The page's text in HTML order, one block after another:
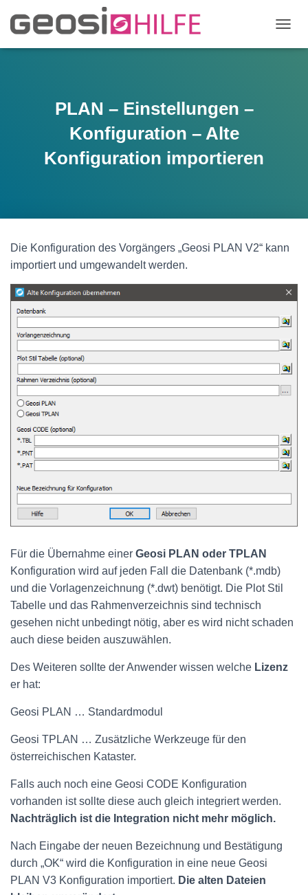
A
H
L
N
PLAN – Einstellungen –
Konfiguration – Alte
Konfiguration importieren
Die Konfiguration des Vorgängers „Geosi PLAN V2“ kann
importiert und umgewandelt werden.
Für die Übernahme einer Geosi PLAN oder TPLAN
Konfiguration wird auf jeden Fall die Datenbank (*.mdb)
und die Vorlagenzeichnung (*.dwt) benötigt. Die Plot Stil
Tabelle und das Rahmenverzeichnis sind technisch
gesehen nicht unbedingt nötig, aber es wird nicht schaden
auch diese beiden auszuwählen.
Des Weiteren sollte der Anwender wissen welche Lizenz
er hat:
Geosi PLAN … Standardmodul
Geosi TPLAN … Zusätzliche Werkzeuge für den
österreichischen Kataster.
Falls auch noch eine Geosi CODE Konfiguration
vorhanden ist sollte diese auch gleich integriert werden.
Nachträglich ist die Integration nicht mehr möglich.
Nach Eingabe der neuen Bezeichnung und Bestätigung
durch „OK“ wird die Konfiguration in eine neue Geosi
PLAN V3 Konfiguration importiert. Die alten Dateien